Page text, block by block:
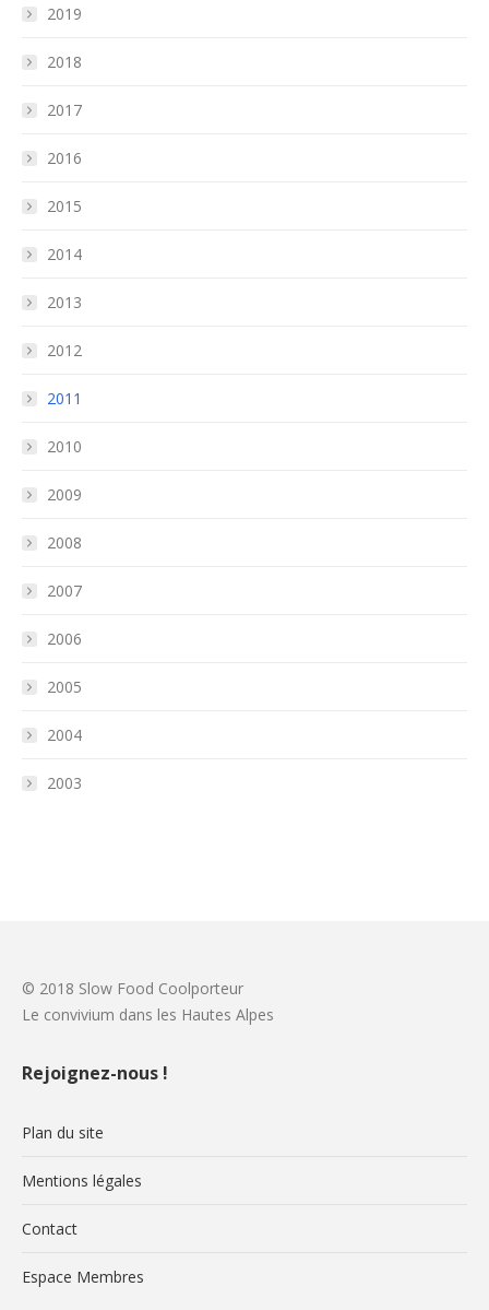
2019
2018
2017
2016
2015
2014
2013
2012
2011
2010
2009
2008
2007
2006
2005
2004
2003
© 2018 Slow Food Coolporteur
Le convivium dans les Hautes Alpes
Rejoignez-nous !
Plan du site
Mentions légales
Contact
Espace Membres